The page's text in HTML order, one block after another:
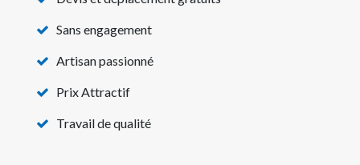
Sans engagement
Artisan passionné
Prix Attractif
Travail de qualité